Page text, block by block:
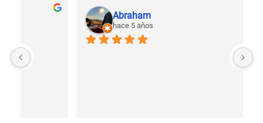
Abraham
hace 5 años